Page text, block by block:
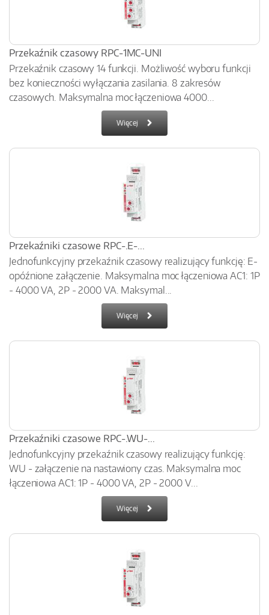
Przekaźnik czasowy RPC-1MC-UNI
Przekaźnik czasowy 14 funkcji. Możliwość wyboru funkcji
bez konieczności wyłączania zasilania. 8 zakresów
czasowych. Maksymalna moc łączeniowa 4000...
Więcej
Przekaźniki czasowe RPC-.E-...
Jednofunkcyjny przekaźnik czasowy realizujący funkcję: E-
opóźnione załączenie. Maksymalna moc łączeniowa AC1: 1P
- 4000 VA, 2P - 2000 VA. Maksymal...
Więcej
Przekaźniki czasowe RPC-.WU-...
Jednofunkcyjny przekaźnik czasowy realizujący funkcję:
WU - załączenie na nastawiony czas. Maksymalna moc
łączeniowa AC1: 1P - 4000 VA, 2P - 2000 V...
Więcej